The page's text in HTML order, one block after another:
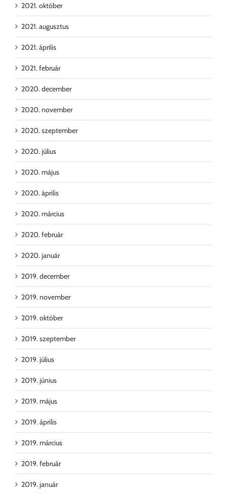
2021. október
2021. augusztus
2021. április
2021. február
2020. december
2020. november
2020. szeptember
2020. július
2020. május
2020. április
2020. március
2020. február
2020. január
2019. december
2019. november
2019. október
2019. szeptember
2019. július
2019. június
2019. május
2019. április
2019. március
2019. február
2019. január